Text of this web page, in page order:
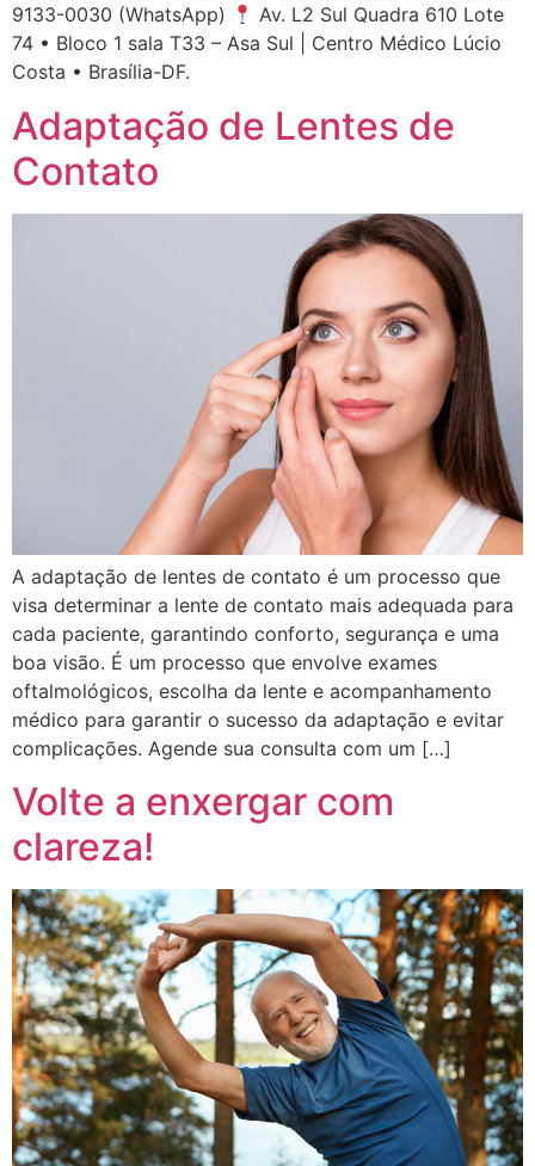
9133-0030 (WhatsApp)
Av. L2 Sul Quadra 610 Lote
74 • Bloco 1 sala T33 – Asa Sul | Centro Médico Lúcio
Costa • Brasília-DF.
Adaptação de Lentes de
Contato
A adaptação de lentes de contato é um processo que
visa determinar a lente de contato mais adequada para
cada paciente, garantindo conforto, segurança e uma
boa visão. É um processo que envolve exames
oftalmológicos, escolha da lente e acompanhamento
médico para garantir o sucesso da adaptação e evitar
complicações. Agende sua consulta com um […]
Volte a enxergar com
clareza!